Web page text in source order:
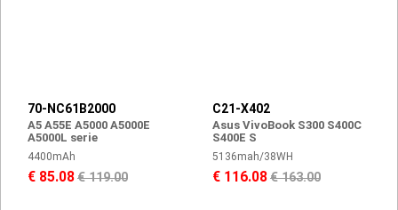
70-NC61B2000
A5 A55E A5000 A5000E
A5000L serie
4400mAh
€ 85.08€ 119.00
C21-X402
Asus VivoBook S300 S400C
S400E S
5136mah/38WH
€ 116.08€ 163.00